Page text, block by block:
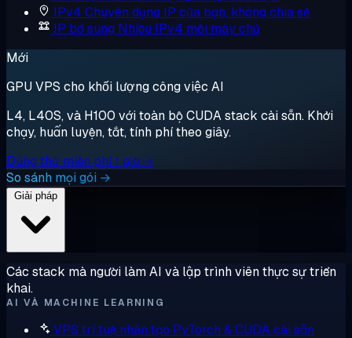
IPv4 Chuyên dụng IP của bạn, không chia sẻ
IP bổ sung Nhiều IPv4 mỗi máy chủ
Mới
GPU VPS cho khối lượng công việc AI
L4, L40S, và H100 với toàn bộ CUDA stack cài sẵn. Khởi
chạy, huấn luyện, tắt, tính phí theo giây.
Dùng thử miễn phí 1 giờ →
So sánh mọi gói →
Các stack mà người làm AI và lập trình viên thực sự triển
khai.
AI VÀ MACHINE LEARNING
VPS trí tuệ nhân tạo PyTorch & CUDA cài sẵn